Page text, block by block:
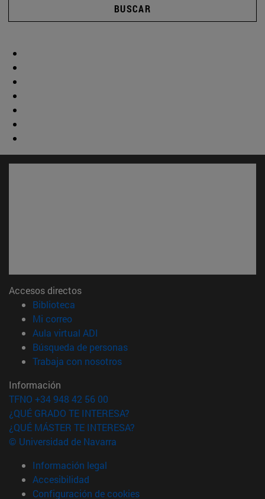
BUSCAR
Accesos directos
Biblioteca
Mi correo(abre en nueva ventana)
Aula virtual ADI
Búsqueda de personas(abre en nueva ventana)
Trabaja con nosotros(abre en nueva ventana)
Información
TFNO +34 948 42 56 00
¿QUÉ GRADO TE INTERESA?
¿QUÉ MÁSTER TE INTERESA?
© Universidad de Navarra
Información legal
Accesibilidad
Configuración de cookies